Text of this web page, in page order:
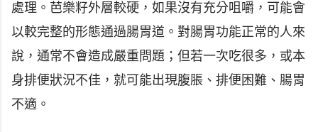
處理。芭樂籽外層較硬，如果沒有充分咀嚼，可能會
以較完整的形態通過腸胃道。對腸胃功能正常的人來
說，通常不會造成嚴重問題；但若一次吃很多，或本
身排便狀況不佳，就可能出現腹脹、排便困難、腸胃
不適。